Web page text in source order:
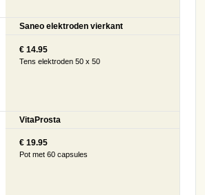
Saneo elektroden vierkant
€ 14.95
Tens elektroden 50 x 50
VitaProsta
€ 19.95
Pot met 60 capsules